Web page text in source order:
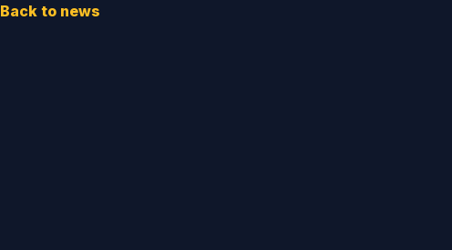
Back to news